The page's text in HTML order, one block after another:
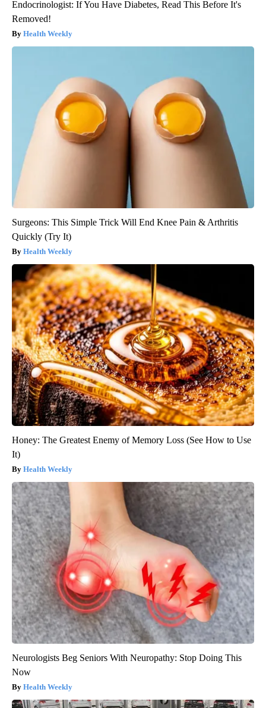
Endocrinologist: If You Have Diabetes, Read This Before It's
Removed!
Health Weekly
Surgeons: This Simple Trick Will End Knee Pain & Arthritis
Quickly (Try It)
Health Weekly
Honey: The Greatest Enemy of Memory Loss (See How to Use
It)
Health Weekly
Neurologists Beg Seniors With Neuropathy: Stop Doing This
Now
Health Weekly